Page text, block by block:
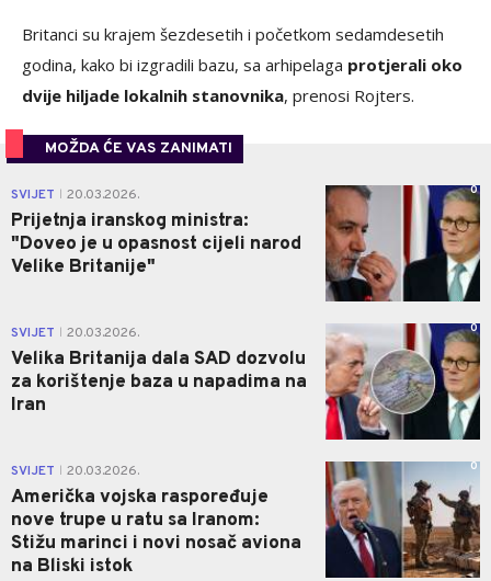
Britanci su krajem šezdesetih i početkom sedamdesetih
godina, kako bi izgradili bazu, sa arhipelaga protjerali oko
dvije hiljade lokalnih stanovnika, prenosi Rojters.
MOŽDA ĆE VAS ZANIMATI
SVIJET 20.03.2026.
Prijetnja iranskog ministra:
"Doveo je u opasnost cijeli narod
Velike Britanije"
0
SVIJET 20.03.2026.
Velika Britanija dala SAD dozvolu
za korištenje baza u napadima na
Iran
0
SVIJET 20.03.2026.
Američka vojska raspoređuje
nove trupe u ratu sa Iranom:
Stižu marinci i novi nosač aviona
na Bliski istok
0